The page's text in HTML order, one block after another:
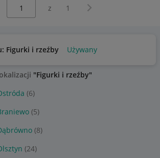
z 1 Następna strona
Figurki i rzeźby Używany
"Figurki i rzeźby"
(6)
(5)
(8)
(24)